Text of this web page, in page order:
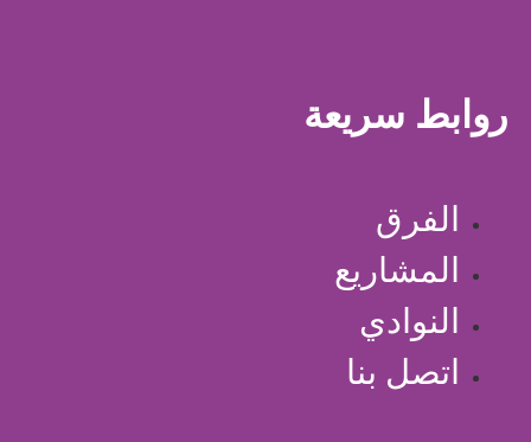
روابط سريعة
الفرق
المشاريع
النوادي
اتصل بنا